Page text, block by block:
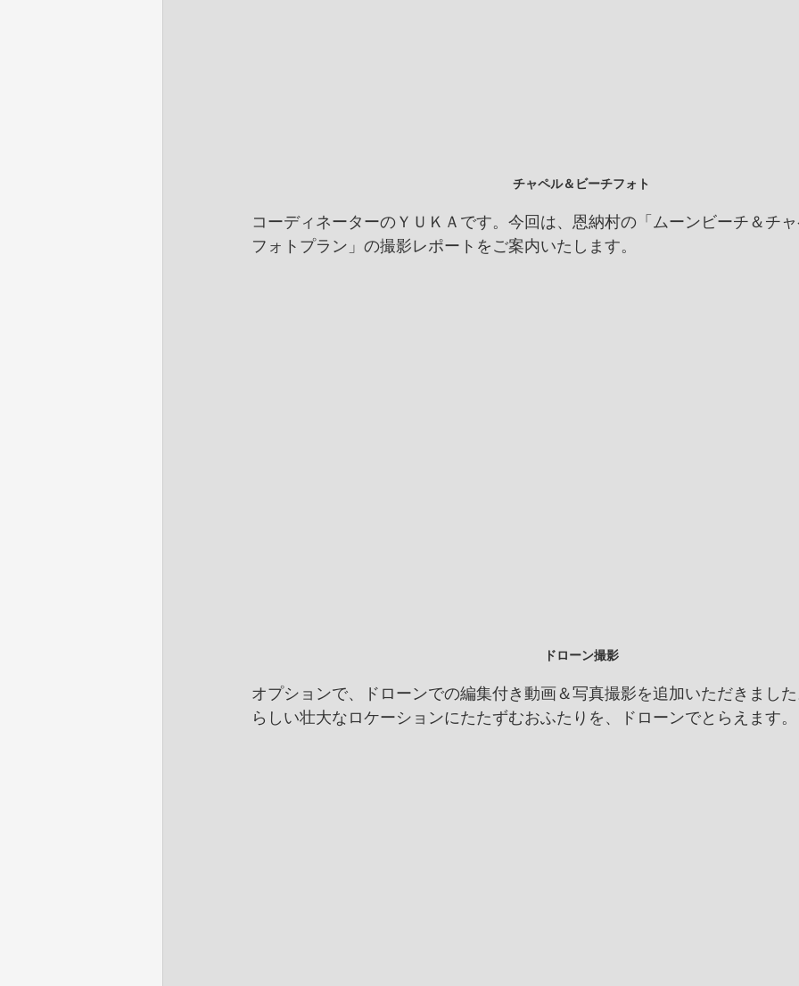
チャペル＆ビーチフォト
コーディネーターのＹＵＫＡです。今回は、恩納村の「ムーンビーチ＆チ
フォトプラン」の撮影レポートをご案内いたします。
ドローン撮影
オプションで、ドローンでの編集付き動画＆写真撮影を追加いただきまし
らしい壮大なロケーションにたたずむおふたりを、ドローンでとらえます。